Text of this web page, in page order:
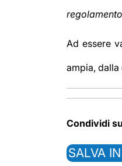
regolamento
Ad essere
ampia,
Condividi
SALVA